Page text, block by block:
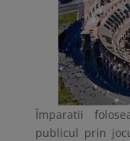
Împaratii
publicul prin